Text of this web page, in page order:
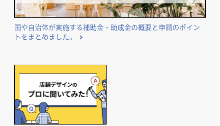
国や自治体が実施する補助金・助成金の概要と申請のポイン
トをまとめました。